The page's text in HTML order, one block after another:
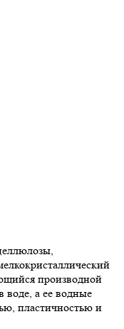
производной
воде, а ее водные
пластичностью и